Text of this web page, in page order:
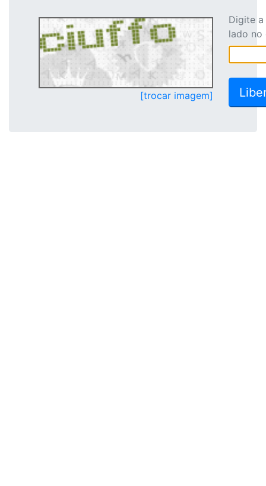
[trocar imagem]
Digite
lado no